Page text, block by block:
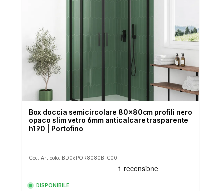
Box doccia semicircolare 80x80cm profili nero
opaco slim vetro 6mm anticalcare trasparente
h190 | Portofino
Cod. Articolo: BD06POR8080B-C00
DISPONIBILE